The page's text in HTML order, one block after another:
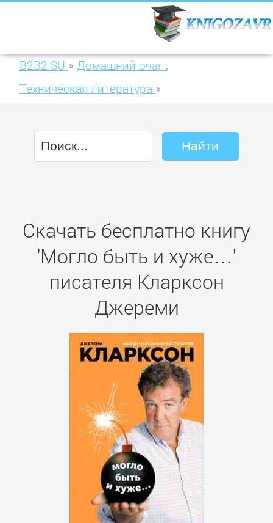
B2B2.SU » Домашний очаг ,
Техническая литература »
Скачать бесплатно книгу
'Могло быть и хуже…'
писателя Кларксон
Джереми